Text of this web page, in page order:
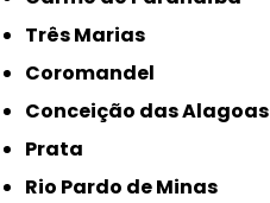
Três Marias
Coromandel
Conceição das Alagoas
Prata
Rio Pardo de Minas